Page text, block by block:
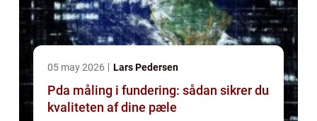
05 may 2026 Lars Pedersen
Pda måling i fundering: sådan sikrer du
kvaliteten af dine pæle